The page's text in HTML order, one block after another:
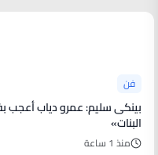
فن
بينكى سليم: عمرو دياب أعجب
البنات»
منذ 1 ساعة